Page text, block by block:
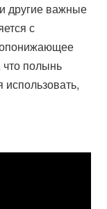
другие важные
с
полынь
использовать,